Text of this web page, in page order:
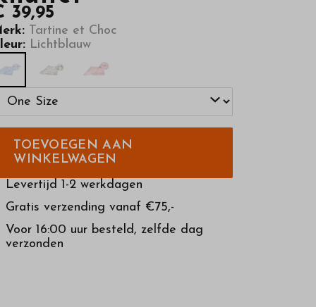
39,95
Tartine et Choc
Lichtblauw
TOEVOEGEN AAN
WINKELWAGEN
Levertijd 1-2 werkdagen
Gratis verzending vanaf €75,-
Voor 16:00 uur besteld, zelfde dag
verzonden